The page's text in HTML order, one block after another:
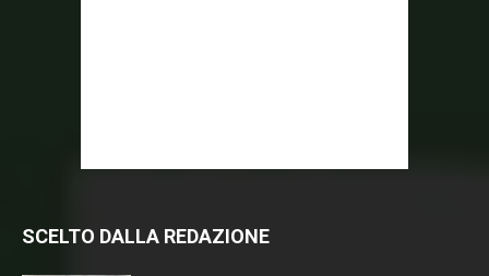
SCELTO DALLA REDAZIONE